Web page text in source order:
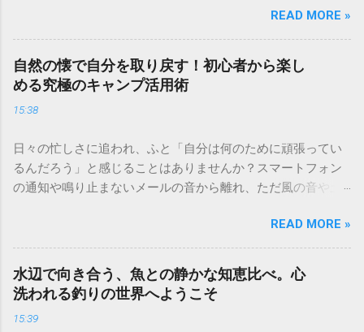
土地ならではのスパイスの香りに触れ、言葉の通じない相手
と笑顔で通じ合う。旅先で出会う未知の風景や文化は、私た
ちの凝り固まった価値観を心地よく解きほぐしてくれます。
移動の先に待っているのは、新しい景色だけではありませ
ん。日常の役割から解放され、純粋な好奇心を取り戻した
「新しい自分」との再会です。今回は、人生の質を高めるた
計画の段階から旅は始まっている。心躍る目的地選び 旅の最
大の楽しみは、実は出発前の「妄想」にあると言っても過言
ではありません。地図を広げ、ガイドブックをめくり、現地
が始まっている瞬間です。 目的地を選ぶ際のヒント 直感を信
じる： 雑誌で見かけた一枚の写真、映画の舞台、あるいは
「なんとなく気になる」という直感。論理的な理由よりも、
心が動いた場所を選ぶことが、満足度の高い旅に繋がりま
READ MORE »
自然の懐で自分を取り戻す！初心者から楽し
める究極のキャンプ活用術
15:38
日々の忙しさに追われ、ふと「自分は何のために頑張ってい
るんだろう」と感じることはありませんか？スマートフォン
の通知や鳴り止まないメールの音から離れ、ただ風の音や土
ャンプは単なるレジャーではなく、心身をリセットするため
の「自分回帰」の儀式。五感を研ぎ澄ませ、自然の一部にな
ることで、驚くほど心が軽くなるのを実感できるはずです。
今回は、初心者の方でも安心して始められる、人生を豊かに
するキャンプの魅力と実践的なノウハウを詳しくお届けしま
す。 焚き火の音と星空に癒やされる「非日常」の作り方 キャ
READ MORE »
水辺で向き合う、魚との静かな知恵比べ。心
洗われる釣りの世界へようこそ
15:39